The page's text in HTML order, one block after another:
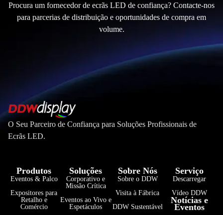
Procura um fornecedor de ecrãs LED de confiança? Contacte-nos
para parcerias de distribuição e oportunidades de compra em
volume.
O Seu Parceiro de Confiança para Soluções Profissionais de
Ecrãs LED.
Produtos
Eventos & Palco
Expositores para
Retalho e
Comércio
Soluções
Corporativo e
Missão Crítica
Eventos ao Vivo e
Espetáculos
Sobre Nós
Sobre o DDW
Visita à Fábrica
DDW Sustentável
Serviço
Descarregar
Vídeo DDW
Notícias e
Eventos